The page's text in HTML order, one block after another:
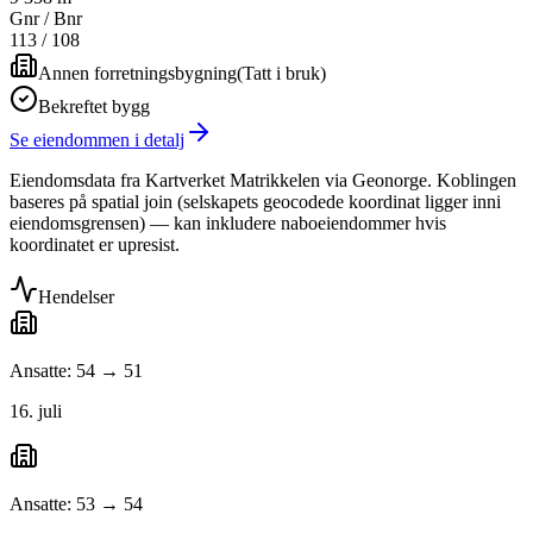
Gnr / Bnr
113 / 108
Annen forretningsbygning(Tatt i bruk)
Bekreftet bygg
Se eiendommen i detalj
Eiendomsdata fra Kartverket Matrikkelen via Geonorge. Koblingen
baseres på spatial join (selskapets geocodede koordinat ligger inni
eiendomsgrensen) — kan inkludere naboeiendommer hvis
koordinatet er upresist.
Hendelser
Ansatte: 54 → 51
16. juli
Ansatte: 53 → 54